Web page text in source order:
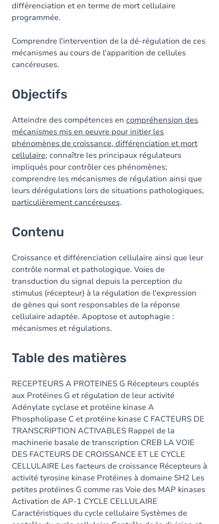
différenciation et en terme de mort cellulaire
programmée.
Comprendre l'intervention de la dé-régulation de ces
mécanismes au cours de l'apparition de cellules
cancéreuses.
Objectifs
Atteindre des compétences en compréhension des
mécanismes mis en oeuvre pour initier les
phénomènes de croissance, différenciation et mort
cellulaire; connaître les principaux régulateurs
impliqués pour contrôler ces phénomènes;
comprendre les mécanismes de régulation ainsi que
leurs dérégulations lors de situations pathologiques,
particulièrement cancéreuses.
Contenu
Croissance et différenciation cellulaire ainsi que leur
contrôle normal et pathologique. Voies de
transduction du signal depuis la perception du
stimulus (récepteur) à la régulation de l'expression
de gènes qui sont responsables de la réponse
cellulaire adaptée. Apoptose et autophagie :
mécanismes et régulations.
Table des matières
RECEPTEURS A PROTEINES G Récepteurs couplés
aux Protéines G et régulation de leur activité
Adénylate cyclase et protéine kinase A
Phospholipase C et protéine kinase C FACTEURS DE
TRANSCRIPTION ACTIVABLES Rappel de la
machinerie basale de transcription CREB LA VOIE
DES FACTEURS DE CROISSANCE ET LE CYCLE
CELLULAIRE Les facteurs de croissance Récepteurs à
activité tyrosine kinase Protéines à domaine SH2 Les
petites protéines G comme ras Voie des MAP kinases
Activation de AP-1 CYCLE CELLULAIRE
Caractéristiques du cycle cellulaire Systèmes de